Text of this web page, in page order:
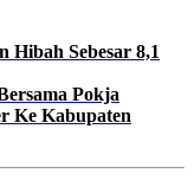
Hibah Sebesar 8,1
Pokja
Ke Kabupaten